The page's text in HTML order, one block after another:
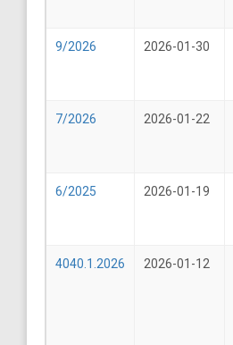
9/2026 2026-01-30
7/2026 2026-01-22
6/2025 2026-01-19
4040.1.2026 2026-01-12